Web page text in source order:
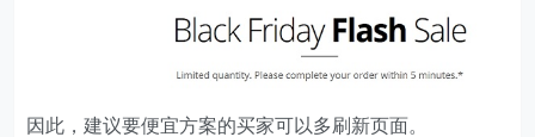
因此，建议要便宜方案的买家可以多刷新页面。